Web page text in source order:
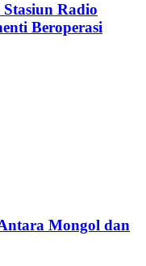
Radio
Beroperasi
Mongol dan